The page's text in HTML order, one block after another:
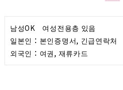
남성OK 여성전용층 있음
일본인：본인증명서, 긴급연락
외국인：여권, 재류카드